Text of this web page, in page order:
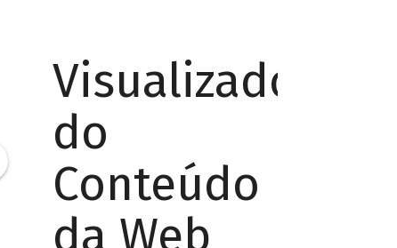
Visualizador
do
Conteúdo
da Web